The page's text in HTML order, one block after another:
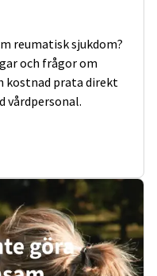
reumatisk sjukdom?
och frågor om
kostnad prata direkt
vårdpersonal.